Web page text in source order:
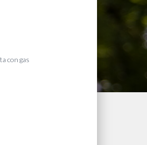
con gas